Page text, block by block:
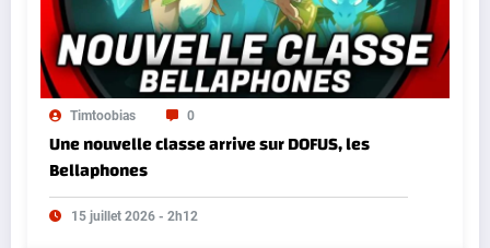
Timtoobias 0
Une nouvelle classe arrive sur DOFUS, les
Bellaphones
15 juillet 2026 - 2h12